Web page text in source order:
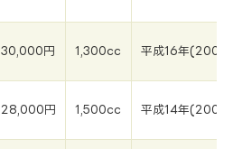
30,000円 1,300cc 平成16年(2004
28,000円 1,500cc 平成14年(2002